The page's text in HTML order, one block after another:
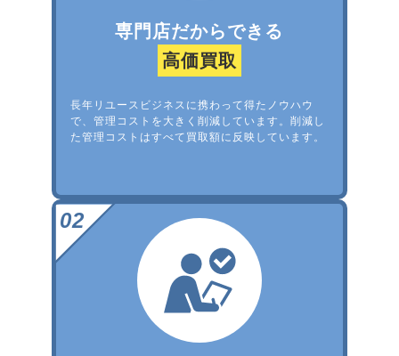
専門店だからできる
高価買取
長年リユースビジネスに携わって得たノウハウ
で、管理コストを大きく削減しています。削減し
た管理コストはすべて買取額に反映しています。